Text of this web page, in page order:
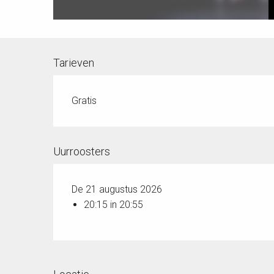
Tarieven
Gratis
Uurroosters
De 21 augustus 2026
20:15 in 20:55